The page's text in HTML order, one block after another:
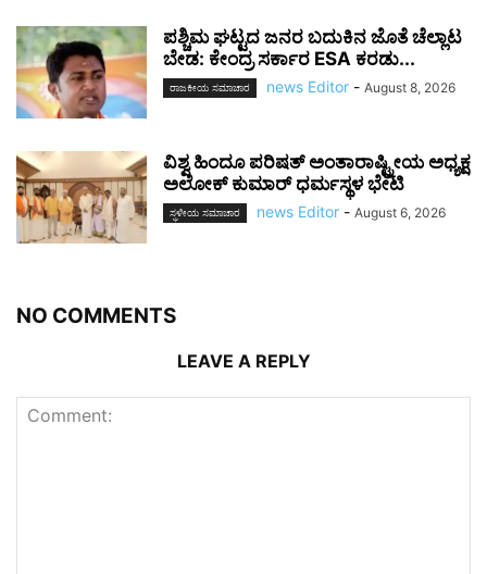
ಪಶ್ಚಿಮ ಘಟ್ಟದ ಜನರ ಬದುಕಿನ ಜೊತೆ ಚೆಲ್ಲಾಟ
ಬೇಡ: ಕೇಂದ್ರ ಸರ್ಕಾರ ESA ಕರಡು...
ರಾಜಕೀಯ ಸಮಾಚಾರ news Editor - August 8, 2026
ವಿಶ್ವ ಹಿಂದೂ ಪರಿಷತ್ ಅಂತಾರಾಷ್ಟ್ರೀಯ ಅಧ್ಯಕ್ಷ
ಅಲೋಕ್ ಕುಮಾರ್ ಧರ್ಮಸ್ಥಳ ಭೇಟಿ
ಸ್ಥಳೀಯ ಸಮಾಚಾರ news Editor - August 6, 2026
NO COMMENTS
LEAVE A REPLY